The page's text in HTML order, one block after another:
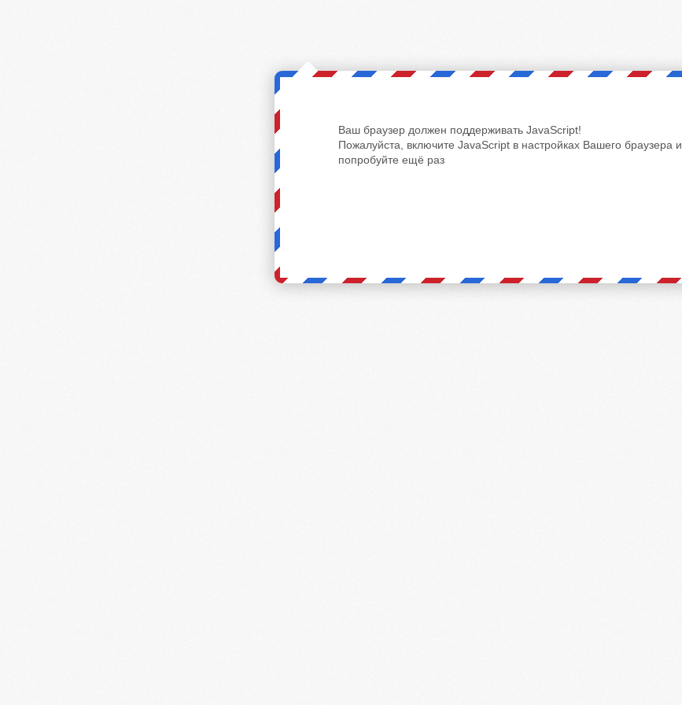
Ваш браузер должен поддерживать JavaScript!
Пожалуйста, включите JavaScript в настройках Вашего браузера и
попробуйте ещё раз